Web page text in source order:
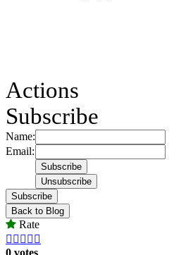
Actions
Subscribe
Name:
Email:
Subscribe
Back to Blog
Rate
    